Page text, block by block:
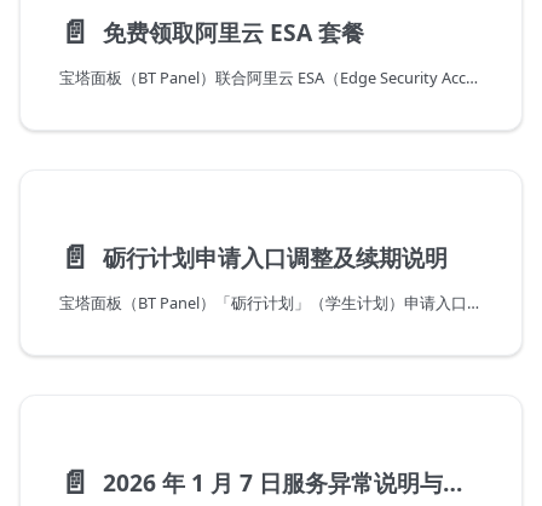
📄️ 免费领取阿里云 ESA 套餐
宝塔面板（BT Panel）联合阿里云 ESA（Edge Security Acceleration）推出免费套餐活动，免费领取中国大陆 CDN 加速与基础安全防护，让站点提速更简单、更省心。
📄️ 砺行计划申请入口调整及续期说明
宝塔面板（BT Panel）「砺行计划」（学生计划）申请入口与资格续期流程的最新调整公告，明确统一的新申请地址、所需证明材料、续期操作步骤以及历史申请用户的过渡安排。
📄️ 2026 年 1 月 7 日服务异常说明与补偿公告